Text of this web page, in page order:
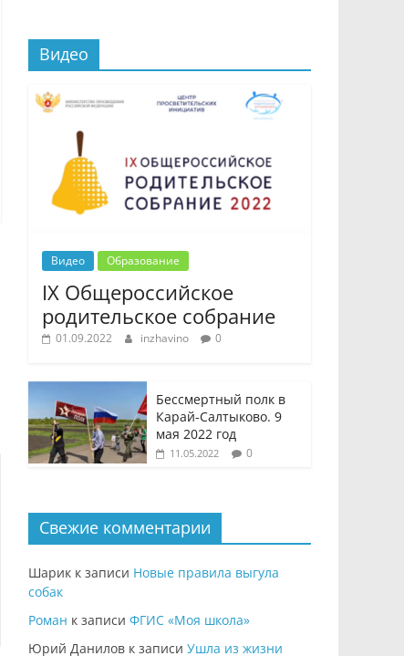
Видео
Видео Образование
IX Общероссийское
родительское собрание
01.09.2022 inzhavino 0
Бессмертный полк в
Карай-Салтыково. 9
мая 2022 год
11.05.2022 0
Свежие комментарии
Шарик к записи Новые правила выгула
собак
Роман к записи ФГИС «Моя школа»
Юрий Данилов к записи Ушла из жизни